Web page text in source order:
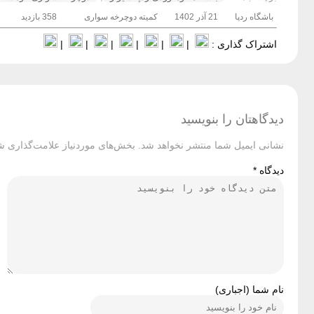
باشگاه ردپا 21 آذر 1402 کمیته دوچرخه سواری 358 بازدید
اشتراک گذاری : |
|
|
|
|
|
دیدگاهتان را بنویسید
نشانی ایمیل شما منتشر نخواهد شد. بخش‌های موردنیاز علامت‌گذاری
دیدگاه *
نام شما (اجباری)